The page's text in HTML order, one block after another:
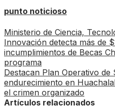
punto noticioso
Ministerio de Ciencia,
Innovación detecta más de
incumplimientos de Becas
programa
Destacan Plan Operativo de
endurecimiento en
el crimen organizado
Artículos relacionados